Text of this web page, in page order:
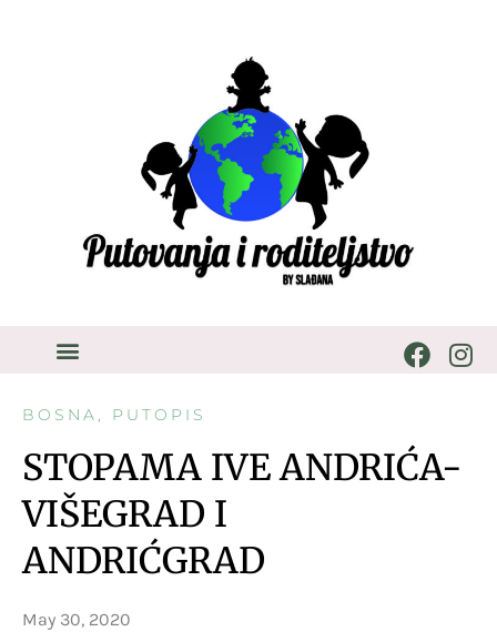
BOSNA , PUTOPIS
STOPAMA IVE ANDRIĆA-
VIŠEGRAD I
ANDRIĆGRAD
May 30, 2020